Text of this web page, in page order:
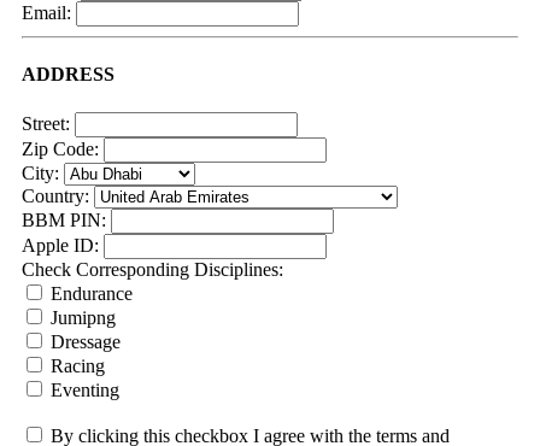
Email:
ADDRESS
Street:
Zip Code:
City:
Country:
BBM PIN:
Apple ID:
Check Corresponding Disciplines:
Endurance
Jumipng
Dressage
Racing
Eventing
By clicking this checkbox I agree with the terms and